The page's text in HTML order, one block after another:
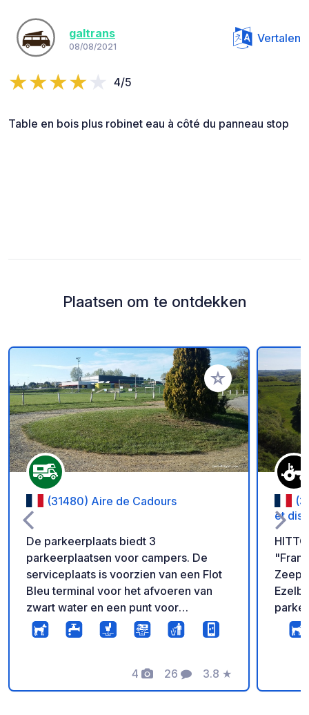
galtrans
08/08/2021
Vertalen
4/5
Table en bois plus robinet eau à côté du panneau stop
Plaatsen om te ontdekken
Voeg toe aan je
(31480) Aire de Cadours
De parkeerplaats biedt 3
parkeerplaatsen voor campers. De
serviceplaats is voorzien van een Flot
Bleu terminal voor het afvoeren van
zwart water en een punt voor
waterdistributie. De terminal is 7 dagen
per week toegankelijk met betaling per
met een waterverdeelpistool, een
slanghaspel, een binnenafvoerluik en
4
Foto's
26
Commentaren
3.8
Beoordeling
★
et
van
"La